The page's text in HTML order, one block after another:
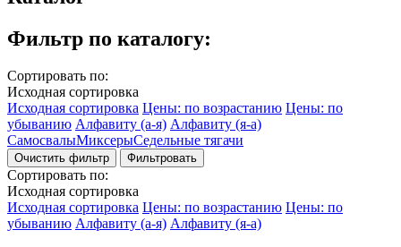
Фильтр по каталогу:
Сортировать по:
Исходная сортировка
Исходная сортировка Цены: по возрастанию Цены: по
убыванию Алфавиту (а-я) Алфавиту (я-а)
СамосвалыМиксерыСедельные тягачи
Фильтровать
Сортировать по:
Исходная сортировка
Исходная сортировка Цены: по возрастанию Цены: по
убыванию Алфавиту (а-я) Алфавиту (я-а)